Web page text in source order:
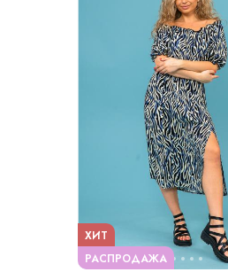
РАСПРОДАЖА
ХИТ